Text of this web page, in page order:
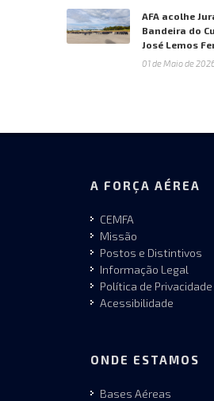
AFA acolhe
Bandeira do
José Lemos
01 de Maio de
A FORÇA AÉREA
CEMFA
Missão
Postos e Distintivos
Informação Legal
Política de Privacidade
Acessibilidade
ONDE ESTAMOS
Bases Aéreas